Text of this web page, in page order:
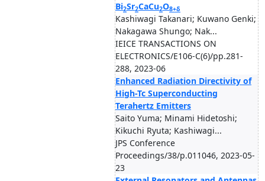
Bi2Sr2CaCu2O8+δ
Kashiwagi Takanari; Kuwano Genki;
Nakagawa Shungo; Nak...
IEICE TRANSACTIONS ON
ELECTRONICS/E106-C(6)/pp.281-
288, 2023-06
Enhanced Radiation Directivity of
High-Tc Superconducting
Terahertz Emitters
Saito Yuma; Minami Hidetoshi;
Kikuchi Ryuta; Kashiwagi...
JPS Conference
Proceedings/38/p.011046, 2023-05-
23